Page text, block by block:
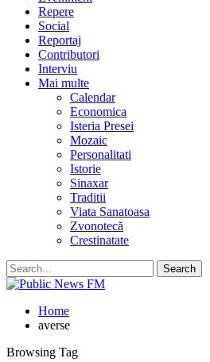
Repere
Social
Reportaj
Contributori
Interviu
Mai multe
Calendar
Economica
Isteria Presei
Mozaic
Personalitati
Istorie
Sinaxar
Traditii
Viata Sanatoasa
Zvonotecă
Crestinatate
Home
averse
Browsing Tag